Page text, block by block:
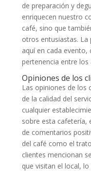
de preparación y
enriquecen nuestro
café, sino que
otros entusiastas.
aquí en cada evento,
pertenencia entre los
Opiniones de los
Las opiniones de los
de la calidad del
cualquier
sobre esta cafetería,
de comentarios
del café como el
clientes mencionan
que visitan el local,